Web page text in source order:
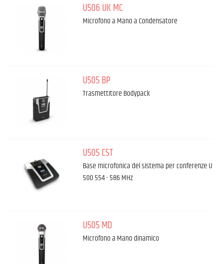
U506 UK MC
Microfono a Mano a Condensatore
U505 BP
Trasmettitore Bodypack
U505 CST
Base microfonica del sistema per conferenze U
500 554 - 586 MHz
U505 MD
Microfono a Mano dinamico